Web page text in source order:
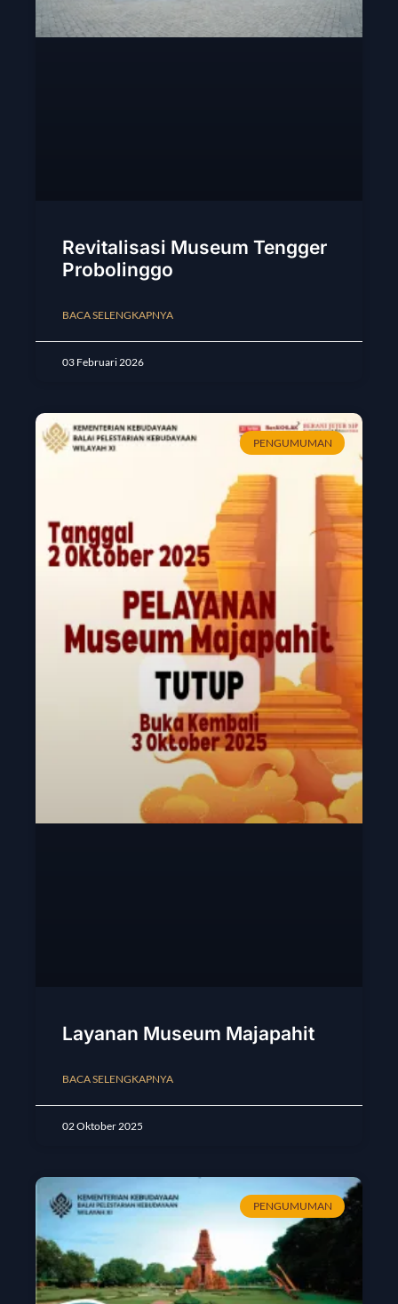
Revitalisasi Museum Tengger
Probolinggo
BACA SELENGKAPNYA
03 Februari 2026
PENGUMUMAN
Layanan Museum Majapahit
BACA SELENGKAPNYA
02 Oktober 2025
PENGUMUMAN